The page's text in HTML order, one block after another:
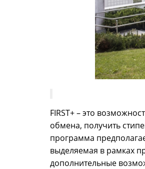
FIRST+ – это
обмена, получить
программа
выделяемая в рамках
дополнительные